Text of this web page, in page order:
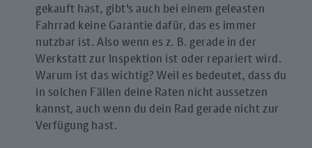
gekauft hast, gibt's auch bei einem geleasten
Fahrrad keine Garantie dafür, das es immer
nutzbar ist. Also wenn es z. B. gerade in der
Werkstatt zur Inspektion ist oder repariert wird.
Warum ist das wichtig? Weil es bedeutet, dass du
in solchen Fällen deine Raten nicht aussetzen
kannst, auch wenn du dein Rad gerade nicht zur
Verfügung hast.